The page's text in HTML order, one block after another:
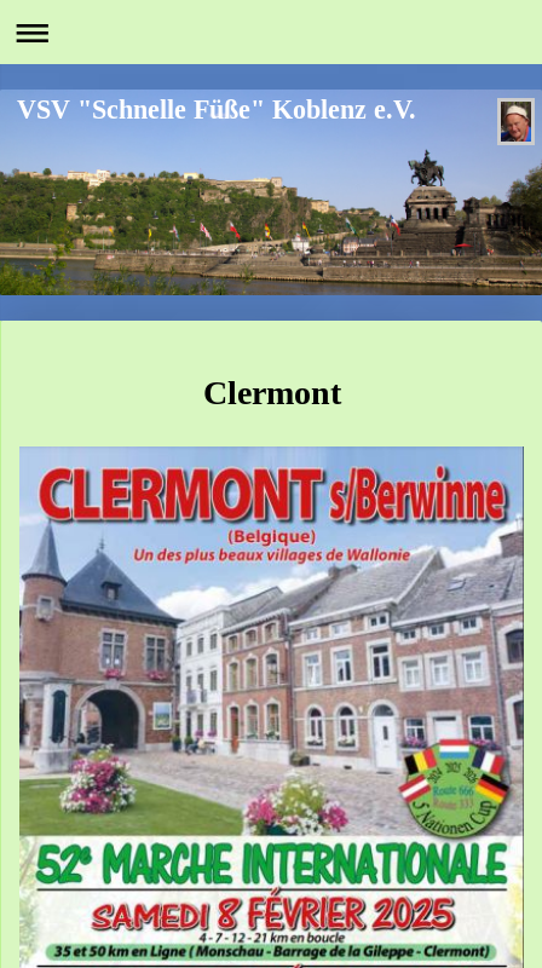
VSV "Schnelle Füße" Koblenz e.V.
Clermont